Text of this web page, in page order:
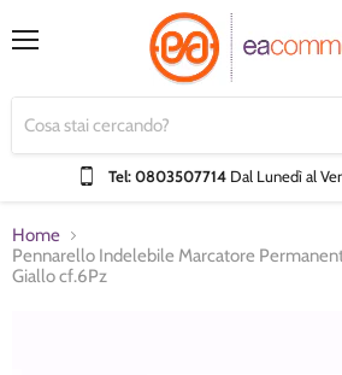
Tel: 0803507714 Dal Lunedì al
Home
Pennarello Indelebile Marcatore
Giallo cf.6Pz